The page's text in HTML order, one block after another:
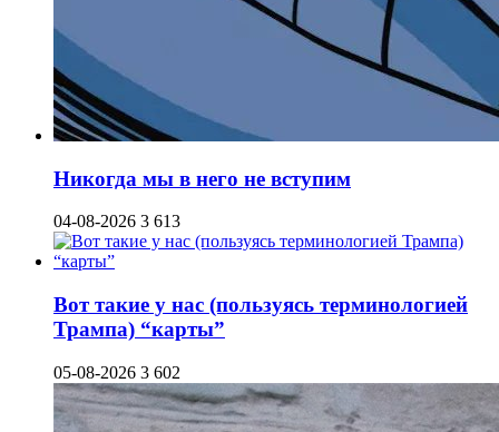
Никогда мы в него не вступим
04-08-2026 3 613
Вот такие у нас (пользуясь терминологией
Трампа) “карты”
05-08-2026 3 602